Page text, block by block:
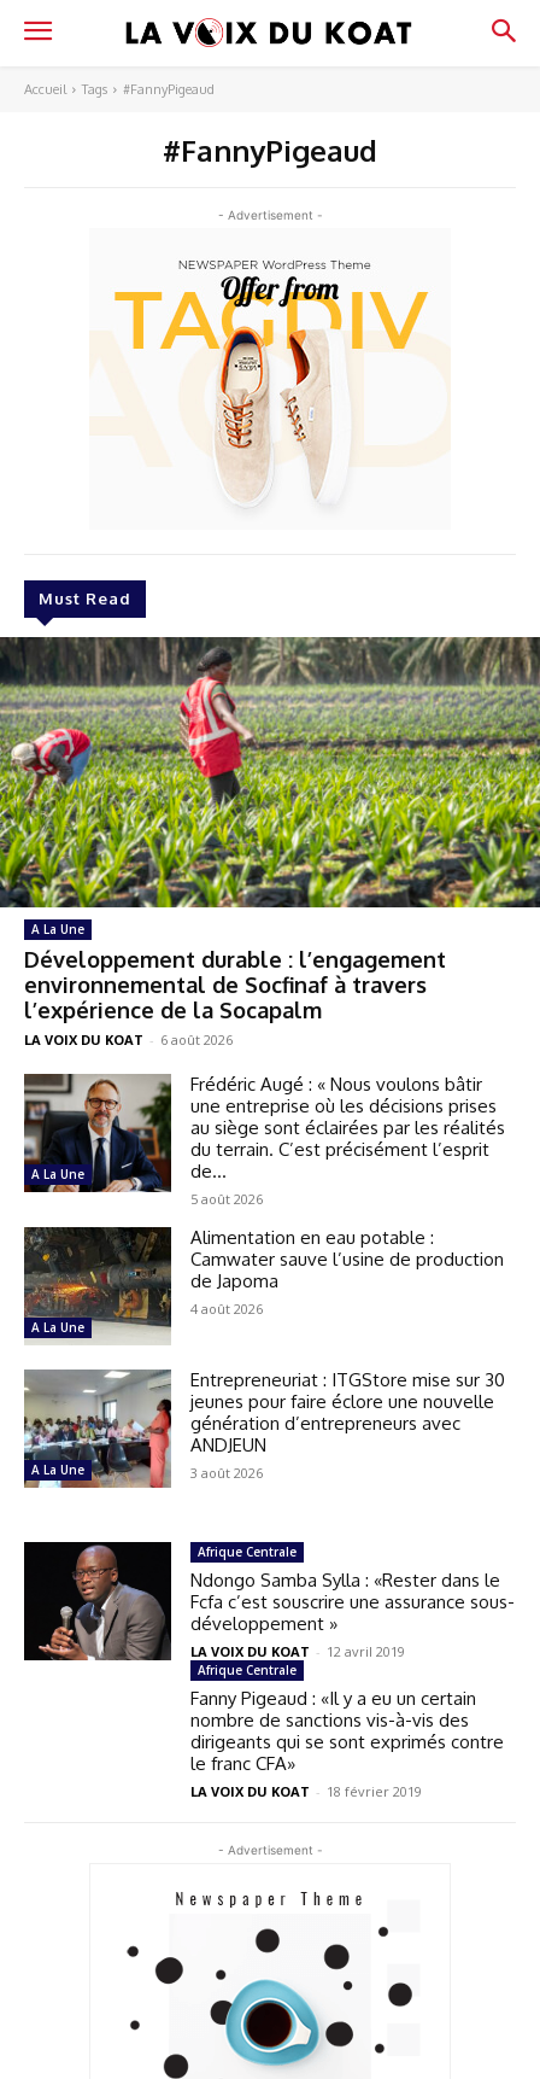
Accueil Tags #FannyPigeaud
#FannyPigeaud
- Advertisement -
Must Read
A La Une
Développement durable : l’engagement
environnemental de Socfinaf à travers
l’expérience de la Socapalm
LA VOIX DU KOAT - 6 août 2026
A La Une
Frédéric Augé : « Nous voulons bâtir
une entreprise où les décisions prises
au siège sont éclairées par les réalités
du terrain. C’est précisément l’esprit
de...
5 août 2026
A La Une
Alimentation en eau potable :
Camwater sauve l’usine de production
de Japoma
4 août 2026
A La Une
Entrepreneuriat : ITGStore mise sur 30
jeunes pour faire éclore une nouvelle
génération d’entrepreneurs avec
ANDJEUN
3 août 2026
Afrique Centrale
Ndongo Samba Sylla : «Rester dans le
Fcfa c’est souscrire une assurance sous-
développement »
LA VOIX DU KOAT - 12 avril 2019
Afrique Centrale
Fanny Pigeaud : «Il y a eu un certain
nombre de sanctions vis-à-vis des
dirigeants qui se sont exprimés contre
le franc CFA»
LA VOIX DU KOAT - 18 février 2019
- Advertisement -